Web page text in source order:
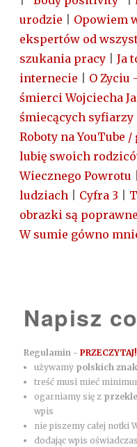
urodzie
Opowiem
ekspertów od
szukania pracy
Ja
internecie
O Zyciu
śmierci Wojciecha
śmiecących syfiarzy
Roboty na YouTube
lubię swoich
Wiecznego Powrotu
ludziach
Cyfra 3
obrazki są
W sumie gówno
Napisz
Regulamin -PRZECZYTAJ!
używamy polskich
treść musi mieć
ogarniamy się z
wpis
nie piszemy całej notki
dodając wpis